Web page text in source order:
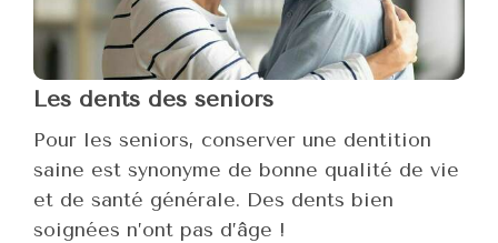
Les dents des seniors
Pour les seniors, conserver une dentition
saine est synonyme de bonne qualité de vie
et de santé générale. Des dents bien
soignées n’ont pas d’âge !